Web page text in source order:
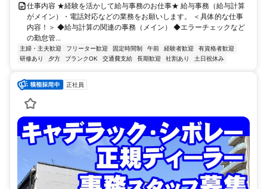
仕事内容 ★経験を活かして給与事務のお仕事★ 給与事務（給与計算
がメイン）・電話対応などの業務をお願いします。 ＜具体的な仕事
内容！＞ ◆給与計算の関連の事務（メイン） ◆エラーチェックなど
の勤怠管...
主婦・主夫歓迎 フリーター歓迎 固定時間制 午前 経験者歓迎
有資格者歓迎
研修あり
夕方 ブランクOK 交通費支給 長期歓迎 社割あり 土日祝休み
正社員